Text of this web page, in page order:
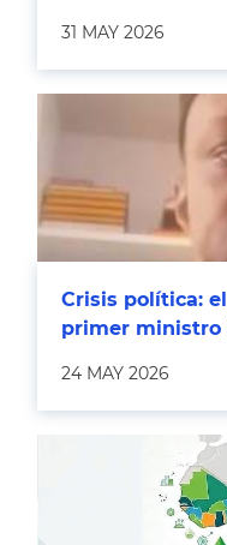
31 MAY 2026
Crisis política:
primer ministro
24 MAY 2026